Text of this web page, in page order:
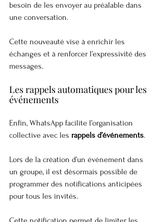
besoin de les envoyer au préalable dans
une conversation.
Cette nouveauté vise à enrichir les
échanges et à renforcer l’expressivité des
messages.
Les rappels automatiques pour les
événements
Enfin, WhatsApp facilite l’organisation
collective avec les rappels d’événements.
Lors de la création d’un événement dans
un groupe, il est désormais possible de
programmer des notifications anticipées
pour tous les invités.